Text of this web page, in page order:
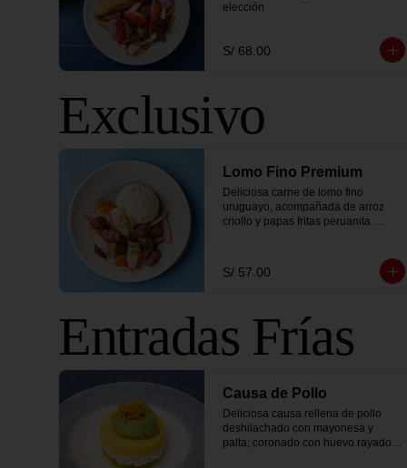
elección
S/ 68.00
Exclusivo
Lomo Fino Premium
Deliciosa carne de lomo fino
uruguayo, acompañada de arroz
criollo y papas fritas peruanita.
S/ 57.00
Entradas Frías
Causa de Pollo
Deliciosa causa rellena de pollo
deshilachado con mayonesa y
palta; coronado con huevo rayado,